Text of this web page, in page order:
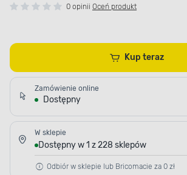
0 opinii Oceń produkt
Kup teraz
Zamówienie online
Dostępny
W sklepie
Dostępny w 1 z 228 sklepów
Odbiór w sklepie lub Bricomacie za 0 zł